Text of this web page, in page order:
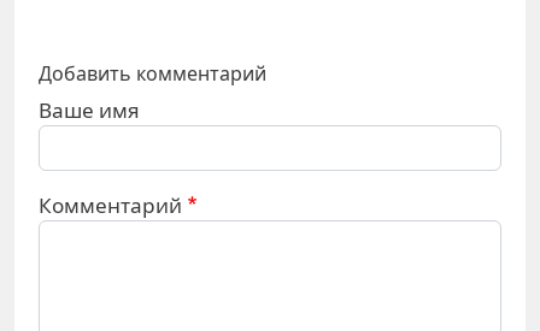
Добавить комментарий
Ваше имя
Комментарий